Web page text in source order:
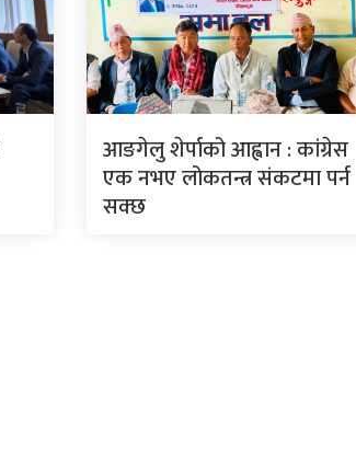
आङगेलु शेर्पाको आह्वान : कांग्रेस
एक नभए लोकतन्त्र संकटमा पर्न
सक्छ